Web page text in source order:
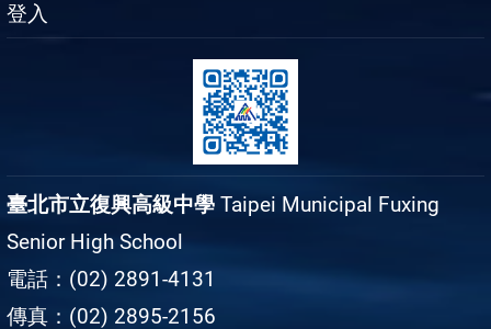
登入
臺北市立復興高級中學 Taipei Municipal Fuxing
Senior High School
電話：(02) 2891-4131
傳真：(02) 2895-2156